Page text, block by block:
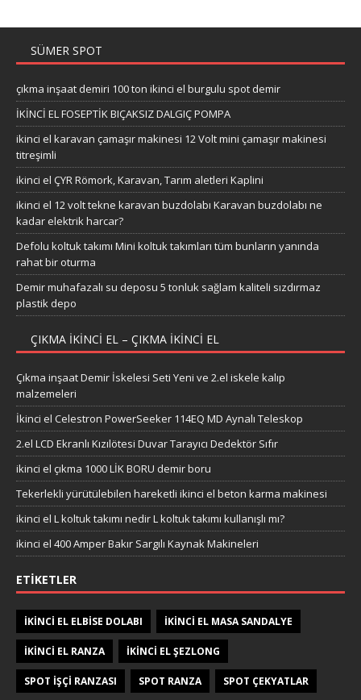
SÜMER SPOT
çıkma inşaat demiri 100 ton ikinci el burgulu spot demir
İKİNCİ EL FOSEPTİK BIÇAKSIZ DALGIÇ POMPA
ikinci el karavan çamaşır makinesi 12 Volt mini çamaşır makinesi
titreşimli
ikinci el ÇYR Römork, Karavan, Tarım aletleri Kaplini
ikinci el 12 volt tekne karavan buzdolabı Karavan buzdolabı ne
kadar elektrik harcar?
Defolu koltuk takımı Mini koltuk takımları tüm bunların yanında
rahat bir oturma
Demir muhafazalı su deposu 5 tonluk sağlam kaliteli sızdırmaz
plastik depo
ÇIKMA IKINCI EL – ÇIKMA IKINCI EL
Çıkma inşaat Demir İskelesi Seti Yeni ve 2.el iskele kalıp
malzemeleri
İkinci el Celestron PowerSeeker 114EQ MD Aynalı Teleskop
2.el LCD Ekranlı Kızılötesi Duvar Tarayıcı Dedektör Sıfır
ikinci el çıkma 1000 LİK BORU demir boru
Tekerlekli yürütülebilen hareketli ikinci el beton karma makinesi
ikinci el L koltuk takımı nedir L koltuk takımı kullanışlı mı?
ikinci el 400 Amper Bakır Sargılı Kaynak Makineleri
ETIKETLER
IKINCI EL ELBISE DOLABI IKINCI EL MASA SANDALYE
IKINCI EL RANZA IKINCI EL ŞEZLONG
SPOT IŞÇI RANZASI SPOT RANZA SPOT ÇEKYATLAR